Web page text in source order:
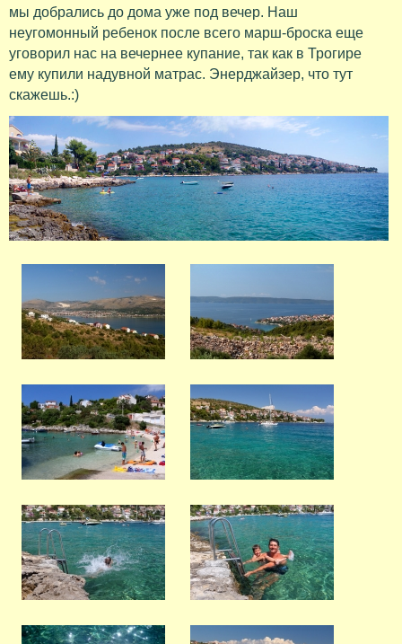
мы добрались до дома уже под вечер. Наш
неугомонный ребенок после всего марш-броска еще
уговорил нас на вечернее купание, так как в Трогире
ему купили надувной матрас. Энерджайзер, что тут
скажешь.:)